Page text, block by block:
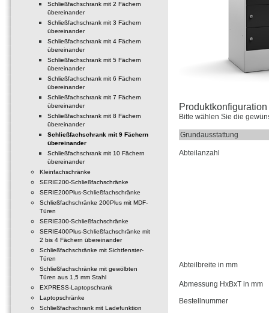
Schließfachschrank mit 2 Fächern
übereinander
Schließfachschrank mit 3 Fächern
übereinander
Schließfachschrank mit 4 Fächern
übereinander
Schließfachschrank mit 5 Fächern
übereinander
Schließfachschrank mit 6 Fächern
übereinander
Schließfachschrank mit 7 Fächern
übereinander
Schließfachschrank mit 8 Fächern
übereinander
Schließfachschrank mit 9 Fächern
übereinander
Schließfachschrank mit 10 Fächern
übereinander
Kleinfachschränke
SERIE200-Schließfachschränke
SERIE200Plus-Schließfachschränke
Schließfachschränke 200Plus mit MDF-
Türen
SERIE300-Schließfachschränke
SERIE400Plus-Schließfachschränke mit
2 bis 4 Fächern übereinander
Schließfachschränke mit Sichtfenster-
Türen
Schließfachschränke mit gewölbten
Türen aus 1,5 mm Stahl
EXPRESS-Laptopschrank
Laptopschränke
Schließfachschrank mit Ladefunktion
Bitte wählen Sie die
Grundausstattung
Abteilanzahl
Abteilbreite in mm
Abmessung HxBxT in mm
Bestellnummer